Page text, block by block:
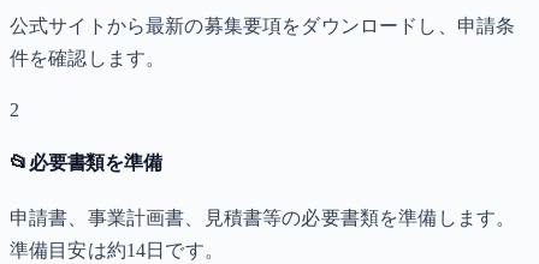
公式サイトから最新の募集要項をダウンロードし、申請条
件を確認します。
2
📂 必要書類を準備
申請書、事業計画書、見積書等の必要書類を準備します。
準備目安は約14日です。